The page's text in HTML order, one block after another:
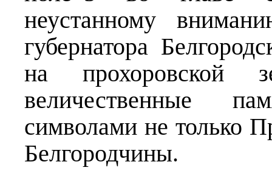
неустанному
губернатора
на прохоровской
величественные
символами не только
Белгородчины.